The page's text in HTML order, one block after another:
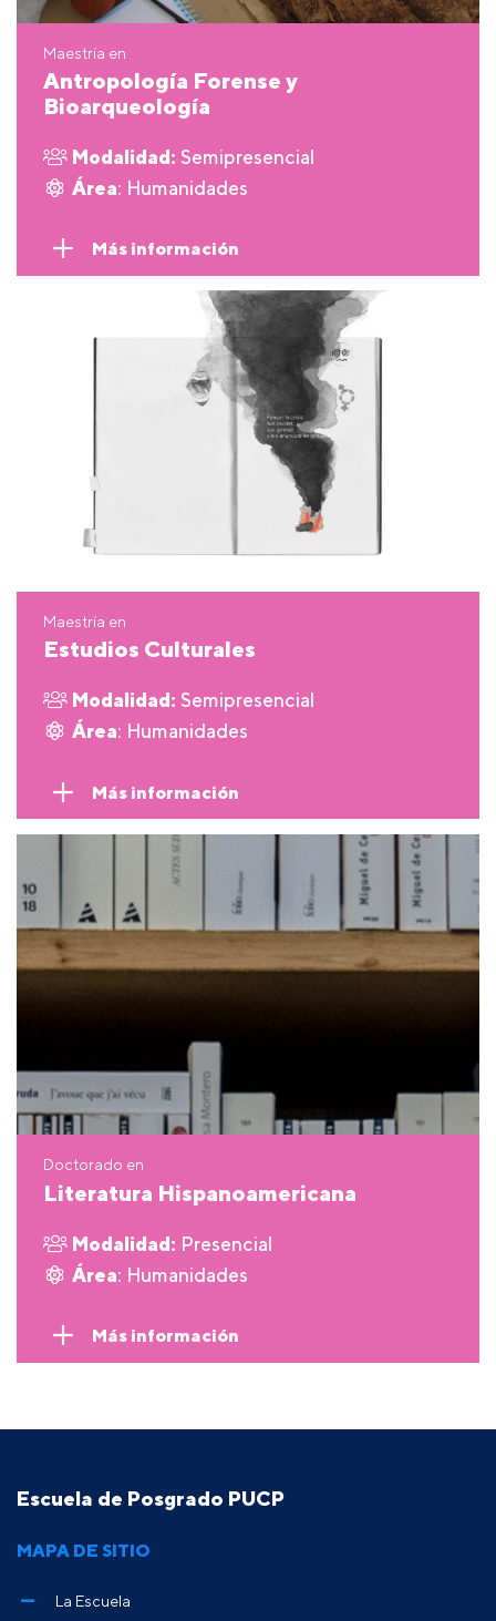
Maestría en
Antropología Forense y
Bioarqueología
Modalidad: Semipresencial
Área: Humanidades
Más información
Maestría en
Estudios Culturales
Modalidad: Semipresencial
Área: Humanidades
Más información
Doctorado en
Literatura Hispanoamericana
Modalidad: Presencial
Área: Humanidades
Más información
Escuela de Posgrado PUCP
MAPA DE SITIO
La Escuela